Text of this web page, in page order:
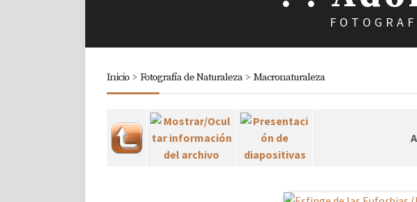
Inicio > Fotografía de Naturaleza> Macronaturaleza